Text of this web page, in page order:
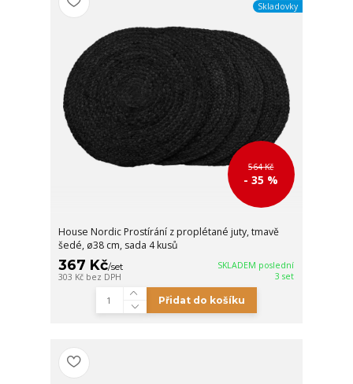
Skladovky
564 Kč
- 35 %
House Nordic Prostírání z proplétané juty, tmavě
šedé, ø38 cm, sada 4 kusů
367 Kč/set
303 Kč bez DPH
SKLADEM poslední
3 set
Přidat do košíku